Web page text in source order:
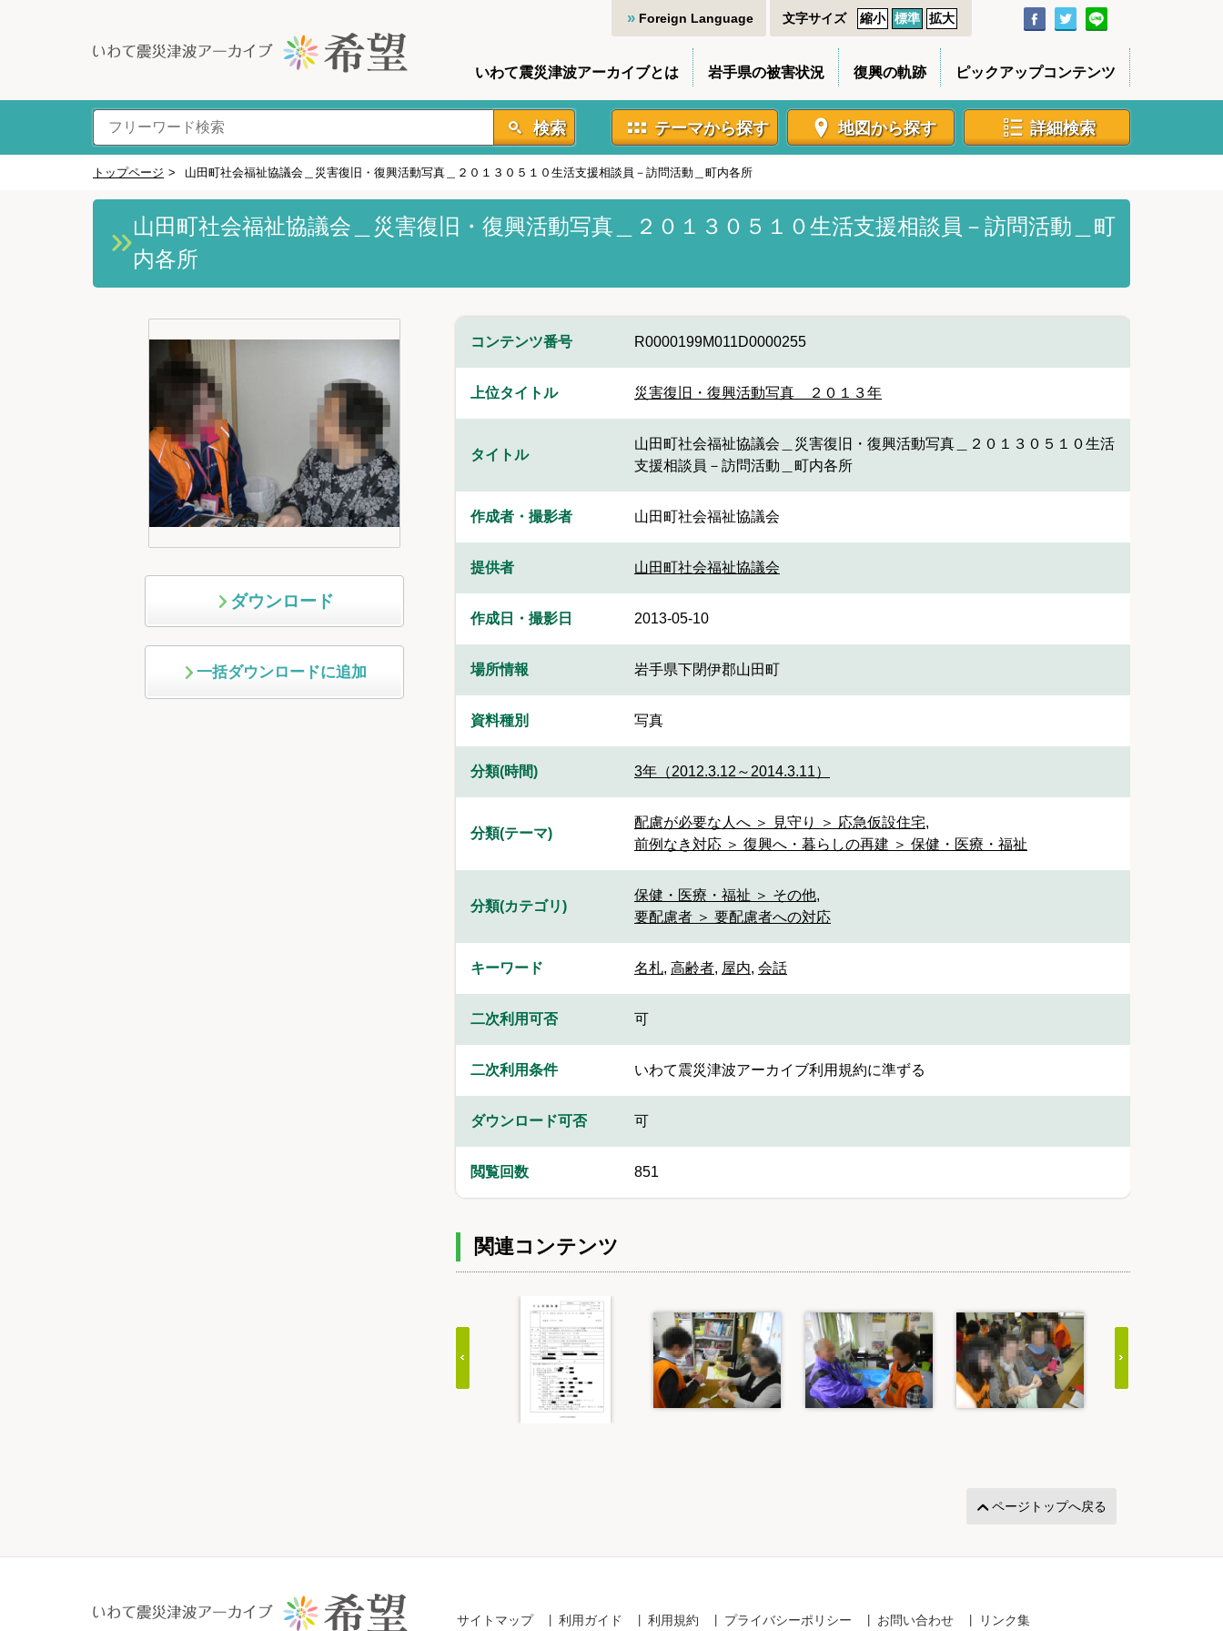
Foreign Language 文字サイズ 縮小 標準 拡大
いわて震災津波アーカイブとは 岩手県の被害状況 復興の軌跡 ピックアップコンテンツ
検索 テーマから探す 地図から探す 詳細検索
トップページ > 山田町社会福祉協議会＿災害復旧・復興活動写真＿２０１３０５１０生活支援相談員－訪問活動＿町内各所
山田町社会福祉協議会＿災害復旧・復興活動写真＿２０１３０５１０生活支援相談員－訪問活動＿町
内各所
ダウンロード
一括ダウンロードに追加
コンテンツ番号 R0000199M011D0000255
上位タイトル 災害復旧・復興活動写真 ２０１３年
タイトル
山田町社会福祉協議会＿災害復旧・復興活動写真＿２０１３０５１０生活
支援相談員－訪問活動＿町内各所
作成者・撮影者 山田町社会福祉協議会
提供者 山田町社会福祉協議会
作成日・撮影日 2013-05-10
場所情報 岩手県下閉伊郡山田町
資料種別 写真
分類(時間) 3年（2012.3.12～2014.3.11）
分類(テーマ)
配慮が必要な人へ ＞ 見守り ＞ 応急仮設住宅,
前例なき対応 ＞ 復興へ・暮らしの再建 ＞ 保健・医療・福祉
分類(カテゴリ)
保健・医療・福祉 ＞ その他,
要配慮者 ＞ 要配慮者への対応
キーワード 名札, 高齢者, 屋内, 会話
二次利用可否 可
二次利用条件 いわて震災津波アーカイブ利用規約に準ずる
ダウンロード可否 可
閲覧回数 851
関連コンテンツ
ページトップへ戻る
サイトマップ 利用ガイド 利用規約 プライバシーポリシー お問い合わせ リンク集